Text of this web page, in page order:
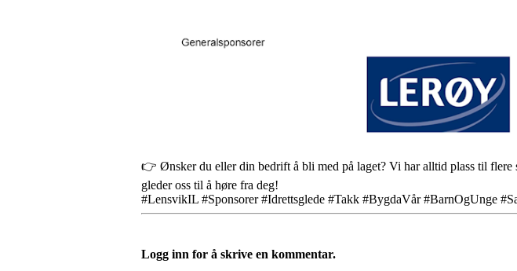
👉 Ønsker du eller din bedrift å bli med på laget? Vi har alltid plass til
gleder oss til å høre fra deg!
#LensvikIL #Sponsorer #Idrettsglede #Takk #BygdaVår #BarnOgUnge
Logg inn for å skrive en kommentar.